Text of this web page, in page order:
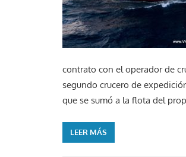
contrato con el operador de
segundo crucero de
que se sumó a la flota del
LEER MÁS